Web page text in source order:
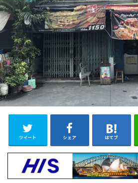
ツイート シェア はてブ